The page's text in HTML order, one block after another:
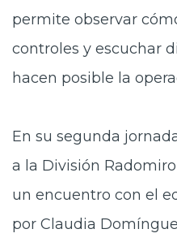
permite observar
controles y escuchar
hacen posible la
En su segunda
a la División
un encuentro con el
por Claudia